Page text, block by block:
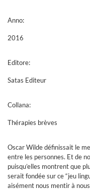
Anno:
2016
Editore:
Satas Editeur
Collana:
Thérapies brèves
Oscar Wilde définissait le
entre les personnes. Et de
puisqu’elles montrent que
serait fondée sur ce “jeu
aisément nous mentir à